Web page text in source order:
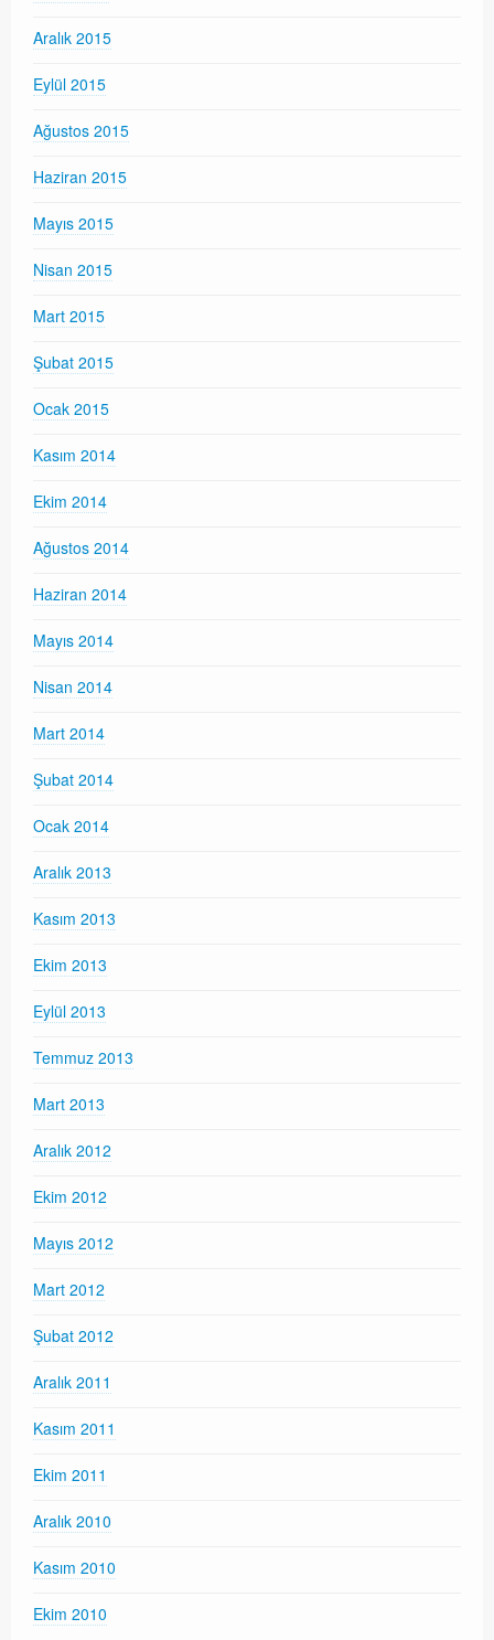
Aralık 2015
Eylül 2015
Ağustos 2015
Haziran 2015
Mayıs 2015
Nisan 2015
Mart 2015
Şubat 2015
Ocak 2015
Kasım 2014
Ekim 2014
Ağustos 2014
Haziran 2014
Mayıs 2014
Nisan 2014
Mart 2014
Şubat 2014
Ocak 2014
Aralık 2013
Kasım 2013
Ekim 2013
Eylül 2013
Temmuz 2013
Mart 2013
Aralık 2012
Ekim 2012
Mayıs 2012
Mart 2012
Şubat 2012
Aralık 2011
Kasım 2011
Ekim 2011
Aralık 2010
Kasım 2010
Ekim 2010